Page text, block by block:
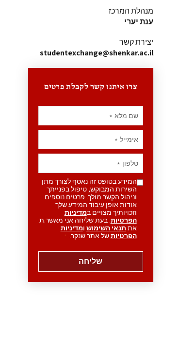
מנהלת המרכז
ענת יערי
יצירת קשר
studentexchange@shenkar.ac.il
צרו איתנו קשר לקבלת פרטים
שם מלא *
אימייל *
טלפון *
המידע בטופס זה נאסף לצורך מתן
השירות המבוקש, טיפול בפנייתך
וניהול הקשר מולך. פרטים נוספים
אודות אופן עיבוד המידע שלך
וזכויותיך מצויים במדיניות
הפרטיות. בעת שליחה אני מאשר.ת
את תנאי השימוש ומדיניות
הפרטיותשל אתר שנקר. *
שליחה